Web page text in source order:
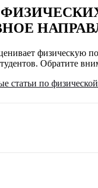
физическую
Обратите
статьи по физической